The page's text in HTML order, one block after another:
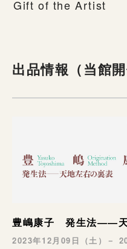
Gift of the Artist
出品情報（当館開
豊嶋康子 発生法――天
2023年12月09日（土）－